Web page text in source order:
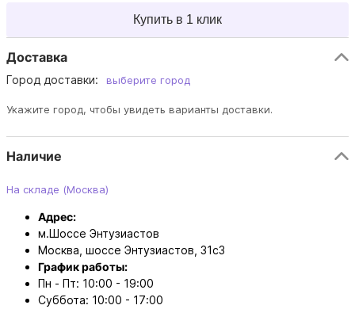
Купить в 1 клик
Доставка
Город доставки: выберите город
Укажите город, чтобы увидеть варианты доставки.
Наличие
На складе (Москва)
Адрес:
м.Шоссе Энтузиастов
Москва, шоссе Энтузиастов, 31с3
График работы:
Пн - Пт: 10:00 - 19:00
Суббота: 10:00 - 17:00